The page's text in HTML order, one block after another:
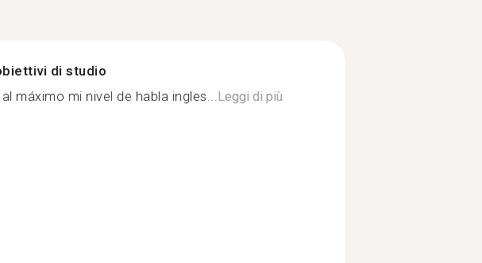
di studio
máximo mi nivel de habla ingles... Leggi di più